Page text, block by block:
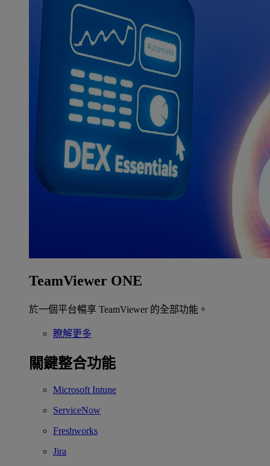
TeamViewer ONE
於一個平台暢享 TeamViewer 的全部功能。
瞭解更多
關鍵整合功能
Microsoft Intune
ServiceNow
Freshworks
Jira